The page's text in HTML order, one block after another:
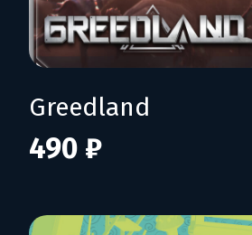
Greedland
490 ₽